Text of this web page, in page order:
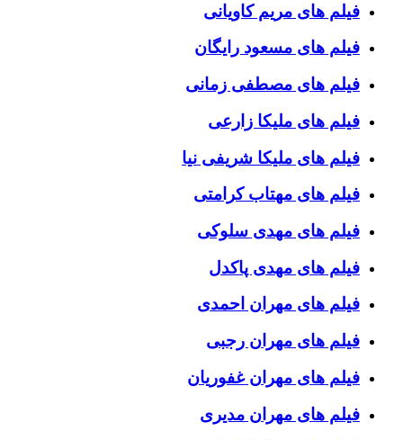
فیلم های مریم کاویانی
فیلم های مسعود رایگان
فیلم های مصطفی زمانی
فیلم های ملیکا زارعی
فیلم های ملیکا شریفی نیا
فیلم های مهتاب کرامتی
فیلم های مهدی سلوکی
فیلم های مهدی پاکدل
فیلم های مهران احمدی
فیلم های مهران رجبی
فیلم های مهران غفوریان
فیلم های مهران مدیری